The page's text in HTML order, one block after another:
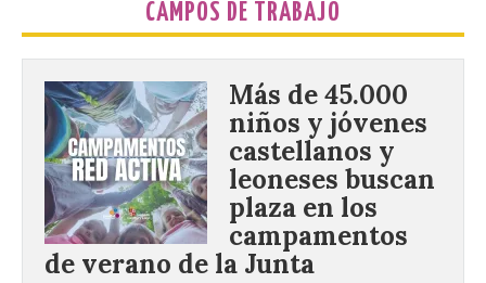
CAMPOS DE TRABAJO
Más de 45.000
niños y jóvenes
castellanos y
leoneses buscan
plaza en los
campamentos
de verano de la Junta